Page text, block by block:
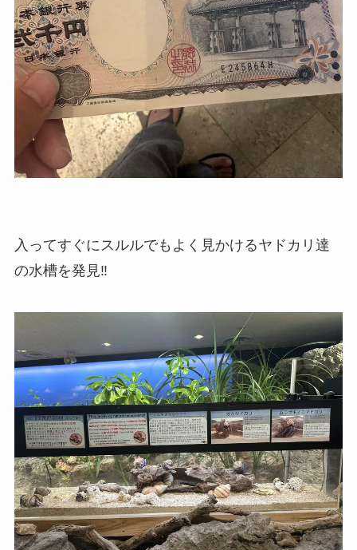
入ってすぐにスルルでもよく見かけるヤドカリ達
の水槽を発見‼︎